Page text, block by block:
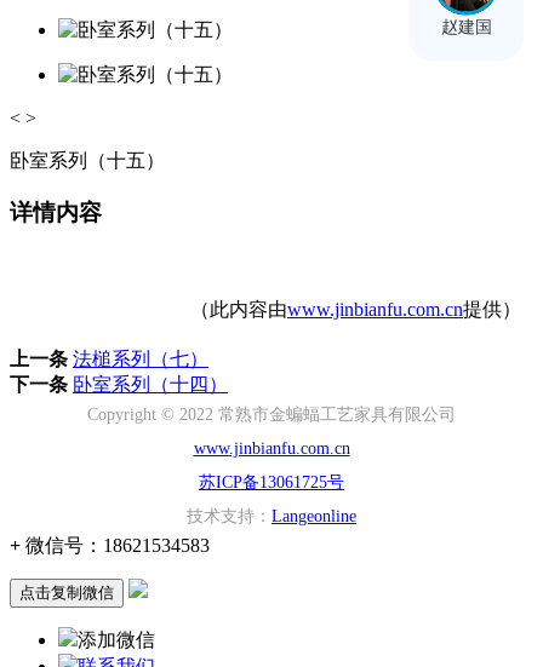
< >
卧室系列（十五）
详情内容
（此内容由www.jinbianfu.com.cn提供）
上一条 法槌系列（七）
下一条 卧室系列（十四）
Copyright © 2022 常熟市金蝙蝠工艺家具有限公司
www.jinbianfu.com.cn
苏ICP备13061725号
技术支持： Langeonline
+ 微信号： 18621534583
点击复制微信
添加微信
赵建国